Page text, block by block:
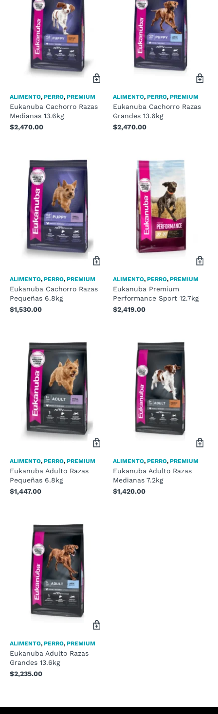
ALIMENTO, PERRO, PREMIUM
Eukanuba Cachorro Razas
Medianas 13.6kg
$2,470.00
ALIMENTO,PERRO,PREMIUM
Eukanuba Cachorro Razas
Grandes 13.6kg
$2,470.00
ALIMENTO, PERRO, PREMIUM
Eukanuba Cachorro Razas
Pequeñas 6.8kg
$1,530.00
ALIMENTO,PERRO,PREMIUM
Eukanuba Premium
Performance Sport 12.7kg
$2,419.00
ALIMENTO, PERRO, PREMIUM
Eukanuba Adulto Razas
Pequeñas 6.8kg
$1,447.00
ALIMENTO,PERRO,PREMIUM
Eukanuba Adulto Razas
Medianas 7.2kg
$1,420.00
ALIMENTO, PERRO, PREMIUM
Eukanuba Adulto Razas
Grandes 13.6kg
$2,235.00